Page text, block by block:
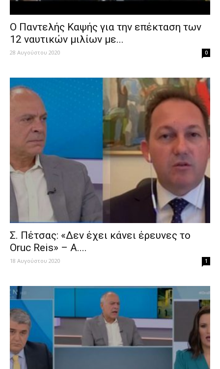
Ο Παντελής Καψής για την επέκταση των
12 ναυτικών μιλίων με...
28 Αυγούστου 2020 0
Σ. Πέτσας: «Δεν έχει κάνει έρευνες το
Oruc Reis» – Α....
18 Αυγούστου 2020 1